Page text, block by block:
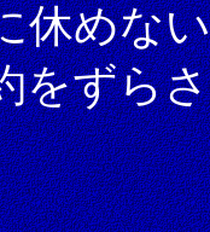
休めな
をずら